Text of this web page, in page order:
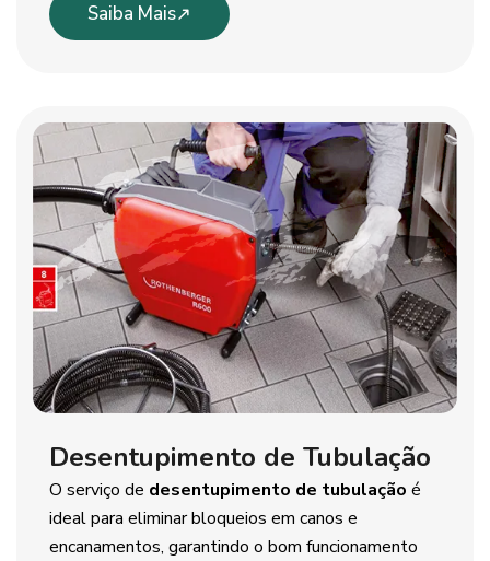
Saiba Mais
Desentupimento de Tubulação
O serviço de desentupimento de tubulação é
ideal para eliminar bloqueios em canos e
encanamentos, garantindo o bom funcionamento